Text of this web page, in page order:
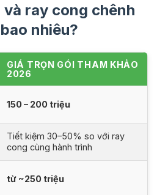
ray cong chênh
nhiêu?
GIÁ TRỌN GÓI THAM KHẢO
2026
150 – 200 triệu
Tiết kiệm 30–50% so với ray
cong cùng hành trình
từ ~250 triệu